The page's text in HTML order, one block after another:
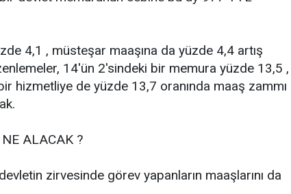
4,1 , müsteşar maaşına da yüzde 4,4 artış
14'ün 2'sindeki bir memura yüzde 13,5 ,
hizmetliye de yüzde 13,7 oranında maaş zammı
ALACAK ?
zirvesinde görev yapanların maaşlarını da